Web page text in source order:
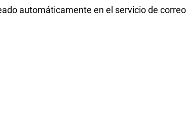
automáticamente en el servicio de